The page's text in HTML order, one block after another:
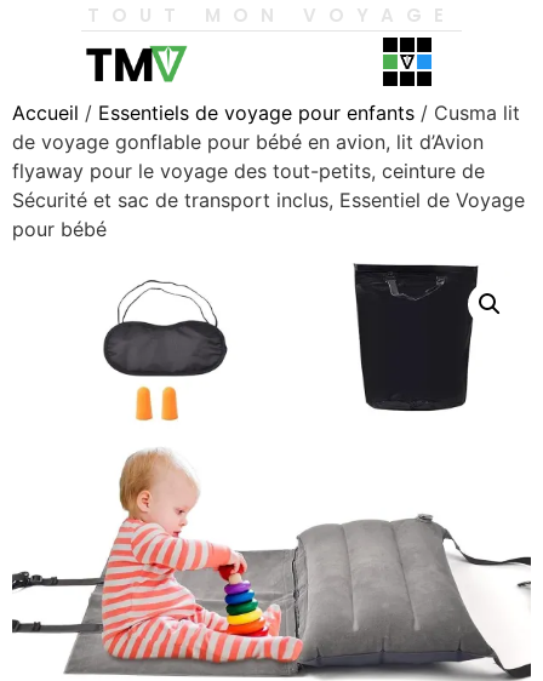
TOUT MON VOYAGE
Accueil / Essentiels de voyage pour enfants / Cusma lit
de voyage gonflable pour bébé en avion, lit d’Avion
flyaway pour le voyage des tout-petits, ceinture de
Sécurité et sac de transport inclus, Essentiel de Voyage
pour bébé